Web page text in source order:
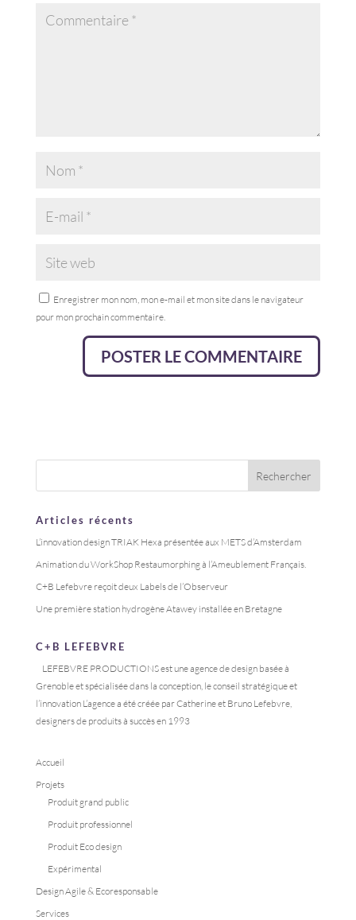
Enregistrer mon nom, mon e-mail et mon site dans le navigateur
pour mon prochain commentaire.
Articles récents
L’innovation design TRIAK Hexa présentée aux METS d’Amsterdam
Animation du WorkShop Restaumorphing à l’Ameublement Français.
C+B Lefebvre reçoit deux Labels de l’Observeur
Une première station hydrogène Atawey installée en Bretagne
C+B LEFEBVRE
LEFEBVRE PRODUCTIONS est une agence de design basée à
Grenoble et spécialisée dans la conception, le conseil stratégique et
l’innovation L’agence a été créée par Catherine et Bruno Lefebvre,
designers de produits à succès en 1993
Accueil
Projets
Produit grand public
Produit professionnel
Produit Eco design
Expérimental
Design Agile & Ecoresponsable
Services